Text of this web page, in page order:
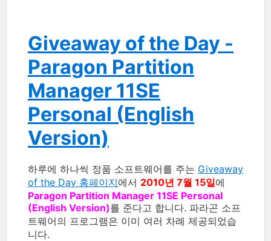
Giveaway of the Day -
Paragon Partition
Manager 11SE
Personal (English
Version)
하루에 하나씩 정품 소프트웨어를 주는 Giveaway
of the Day 홈페이지에서 2010년 7월 15일에
Paragon Partition Manager 11SE Personal
(English Version)를 준다고 합니다. 파라곤 소프
트웨어의 프로그램은 이미 여러 차례 제공되었습
니다.